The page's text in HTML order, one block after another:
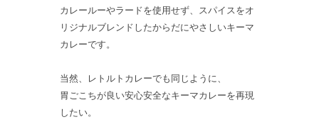
カレールーやラードを使用せず、スパイスをオ
リジナルブレンドしたからだにやさしいキーマ
カレーです。
当然、レトルトカレーでも同じように、
胃ごこちが良い安心安全なキーマカレーを再現
したい。